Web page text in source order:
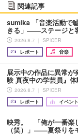
関連記事
sumika 「音楽活動で
きる」――ステージと
2026.8.7 ｜ SPICER
レポート
音楽
展示中の作品に異常
験 真夜中の学芸員』
2026.8.7 ｜ SPICER
レポート
イベン
映秀。 「俺が一番楽
（笑）」――夏祭りを